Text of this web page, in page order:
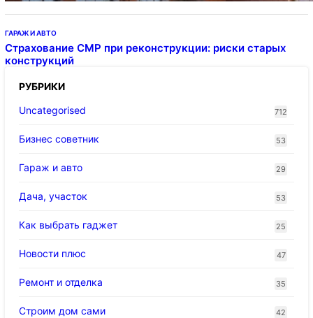
ГАРАЖ И АВТО
Страхование СМР при реконструкции: риски старых
конструкций
РУБРИКИ
Uncategorised
712
Бизнес советник 53
Гараж и авто 29
Дача, участок 53
Как выбрать гаджет 25
Новости плюс 47
Ремонт и отделка 35
Строим дом сами 42